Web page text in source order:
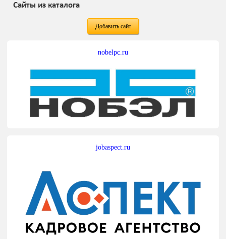
Сайты из каталога
Добавить сайт
nobelpc.ru
jobaspect.ru